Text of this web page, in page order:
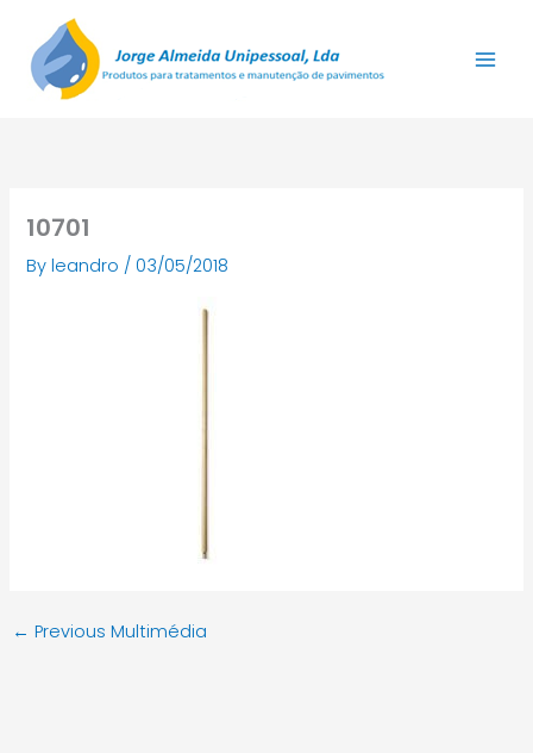
content
10701
Byleandro /03/05/2018
← Previous Multimédia